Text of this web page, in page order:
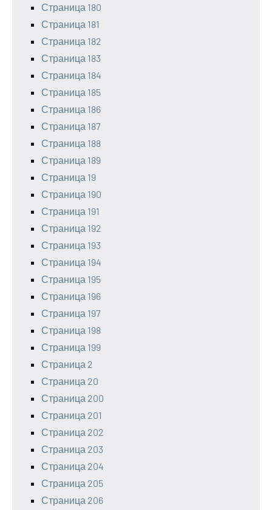
Страница 180
Страница 181
Страница 182
Страница 183
Страница 184
Страница 185
Страница 186
Страница 187
Страница 188
Страница 189
Страница 19
Страница 190
Страница 191
Страница 192
Страница 193
Страница 194
Страница 195
Страница 196
Страница 197
Страница 198
Страница 199
Страница 2
Страница 20
Страница 200
Страница 201
Страница 202
Страница 203
Страница 204
Страница 205
Страница 206